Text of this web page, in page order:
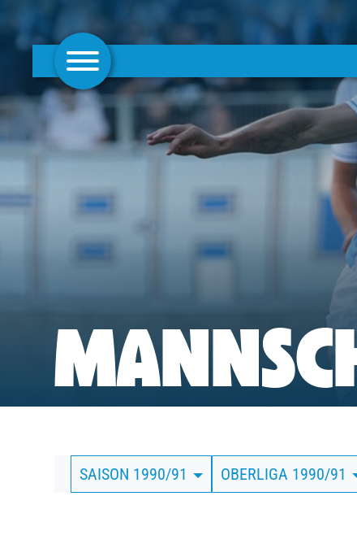
AKTUELLES
FRAUEN
CLUBMITGLIEDSCHAFT
BUSINESS
SÜDKURVE
TICKETING
SAISON 1990/91 OBERLIGA 1990/91